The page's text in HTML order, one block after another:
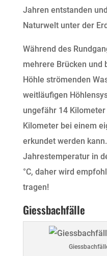
Jahren entstanden
Naturwelt unter der
Während des
mehrere Brücken und
Höhle strömenden
weitläufigen
ungefähr 14
Kilometer bei einem
erkundet werden
Jahrestemperatur in
°C, daher wird
tragen!
Giessbachfälle